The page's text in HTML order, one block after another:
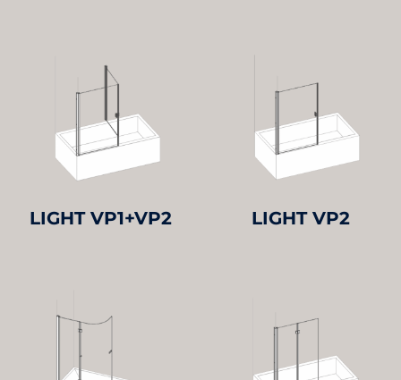
LIGHT VP1+VP2 LIGHT VP2